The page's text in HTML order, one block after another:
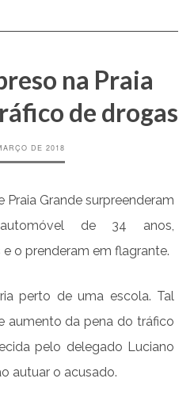
na Praia
de drogas
DE 2018
Praia Grande surpreenderam
de 34 anos,
o prenderam em flagrante.
perto de uma escola. Tal
aumento da pena do tráfico
pelo delegado Luciano
autuar o acusado.